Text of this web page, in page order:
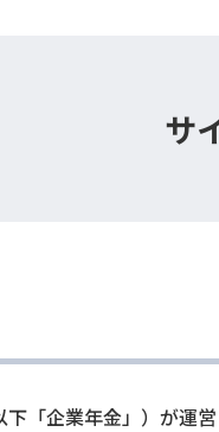
サ
「企業年金」）が運営